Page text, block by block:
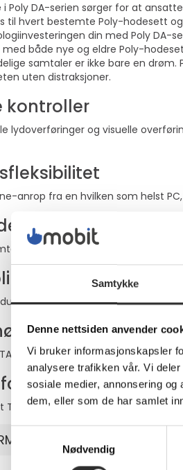
Samtykke
Denne nettsiden anvender
Vi bruker informasjonskapsler
analysere trafikken vår. Vi
sosiale medier, annonsering
dem, eller som de har samlet
Nødvendig
Poly DA-serien sørger for at
til hvert bestemte Poly-hodesett
din med Poly DA-
både nye og eldre Poly-
samtaler er ikke bare en
uten distraksjoner.
kontroller
lydoverføringer og visuelle
anrop fra en hvilken som helst
på alle Poly-hodesett
gå bort fra skrivebordet: Poly
med avansert akustisk
Microsoft Teams
Teams-sertifisering kan du ta